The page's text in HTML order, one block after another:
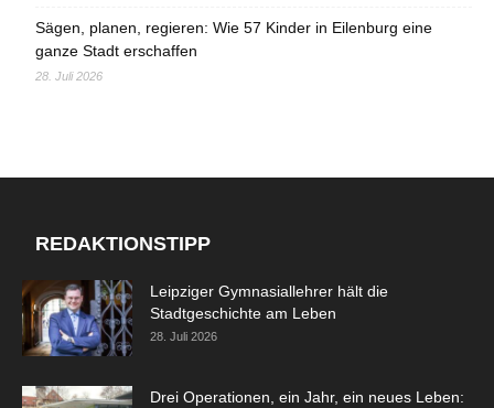
Sägen, planen, regieren: Wie 57 Kinder in Eilenburg eine
ganze Stadt erschaffen
28. Juli 2026
REDAKTIONSTIPP
Leipziger Gymnasiallehrer hält die
Stadtgeschichte am Leben
28. Juli 2026
Drei Operationen, ein Jahr, ein neues Leben: